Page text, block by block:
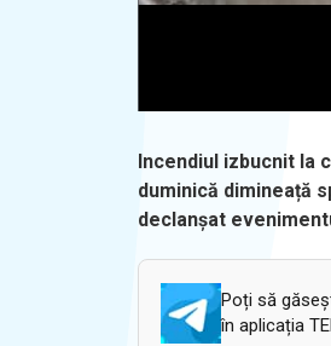
Incendiul izbucnit la
duminică dimineață
declanșat
Poți să
în aplicația